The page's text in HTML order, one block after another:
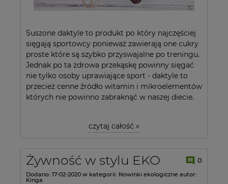
Suszone daktyle to produkt po który najczęściej
sięgają sportowcy ponieważ zawierają one cukry
proste które są szybko przyswajalne po treningu.
Jednak po ta zdrowa przekąskę powinny sięgać
nie tylko osoby uprawiające sport - daktyle to
przecież cenne źródło witamin i mikroelementów
których nie powinno zabraknąć w naszej diecie.
czytaj całość »
Żywność w stylu EKO 0
Dodano: 17-02-2020 w kategorii: Nowinki ekologiczne autor:
Kinga